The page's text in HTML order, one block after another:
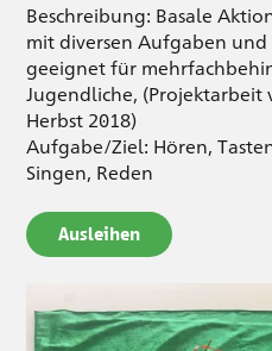
Beschreibung: Basale
mit diversen Aufgaben
geeignet für
Jugendliche, (Projektarbeit
Herbst 2018)
Aufgabe/Ziel: Hören,
Singen, Reden
Ausleihen